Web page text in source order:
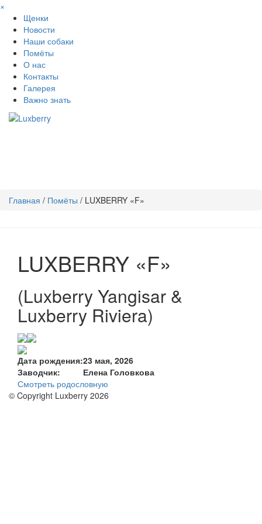
×
Щенки
Новости
Наши собаки
Помёты
О нас
Контакты
Галерея
Важно знать
Главная / Помёты / LUXBERRY «F»
LUXBERRY «F»
(Luxberry Yangisar &
Luxberry Riviera)
Дата рождения:23 мая, 2026
Заводчик:
Елена Головкова
Смотреть родословную
© Copyright Luxberry 2026